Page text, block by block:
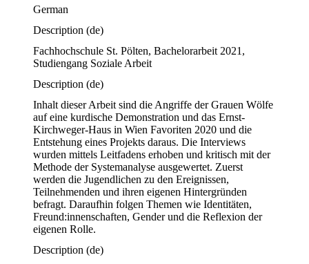
German
Description (de)
Fachhochschule St. Pölten, Bachelorarbeit 2021,
Studiengang Soziale Arbeit
Description (de)
Inhalt dieser Arbeit sind die Angriffe der Grauen Wölfe
auf eine kurdische Demonstration und das Ernst-
Kirchweger-Haus in Wien Favoriten 2020 und die
Entstehung eines Projekts daraus. Die Interviews
wurden mittels Leitfadens erhoben und kritisch mit der
Methode der Systemanalyse ausgewertet. Zuerst
werden die Jugendlichen zu den Ereignissen,
Teilnehmenden und ihren eigenen Hintergründen
befragt. Daraufhin folgen Themen wie Identitäten,
Freund:innenschaften, Gender und die Reflexion der
eigenen Rolle.
Description (de)